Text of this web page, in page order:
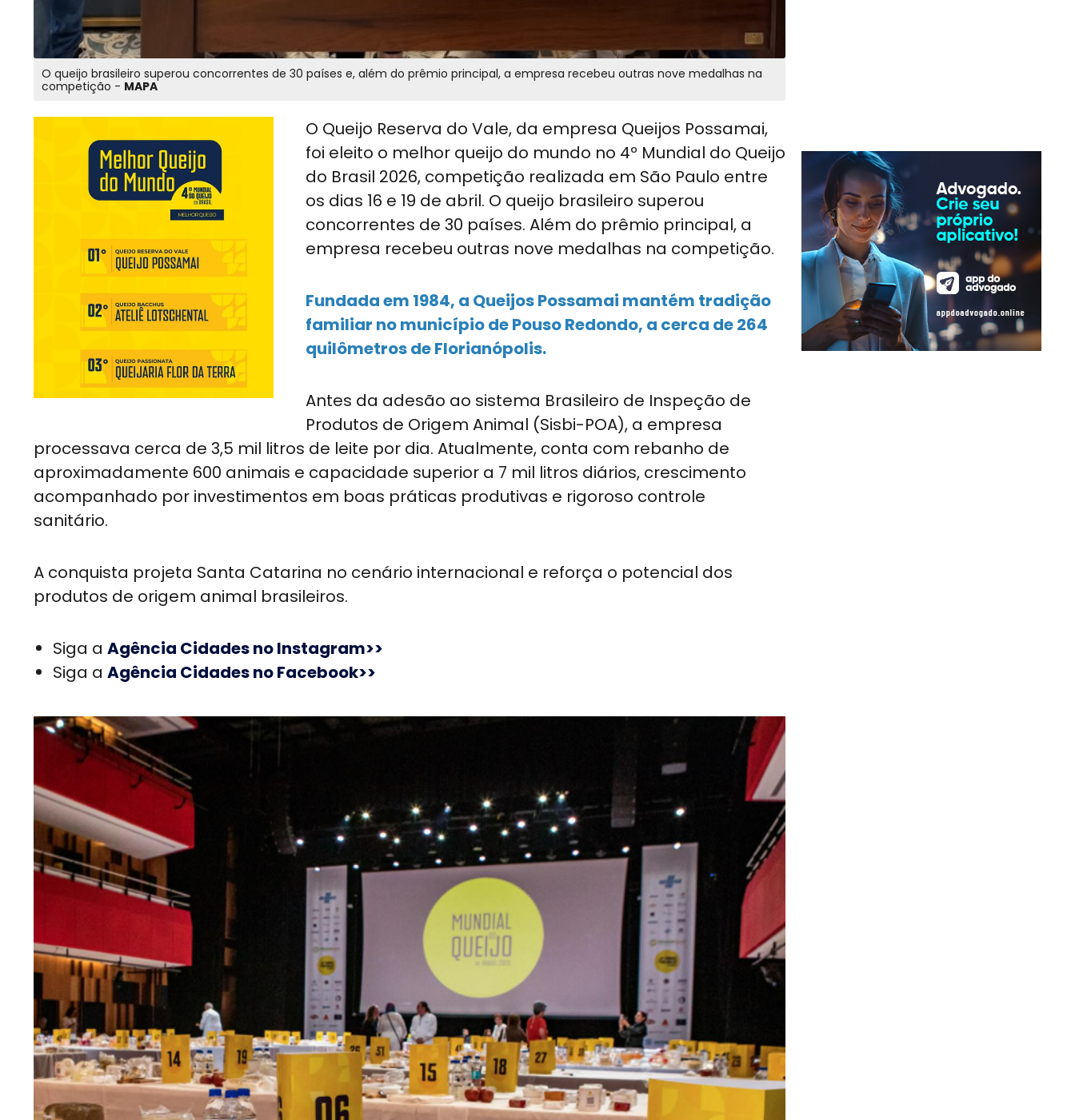
O queijo brasileiro superou concorrentes de 30 países e, além do prêmio principal, a empresa recebeu outras nove medalhas na
competição - MAPA
O Queijo Reserva do Vale, da empresa Queijos Possamai,
foi eleito o melhor queijo do mundo no 4º Mundial do Queijo
do Brasil 2026, competição realizada em São Paulo entre
os dias 16 e 19 de abril. O queijo brasileiro superou
concorrentes de 30 países. Além do prêmio principal, a
empresa recebeu outras nove medalhas na competição.
Fundada em 1984, a Queijos Possamai mantém tradição
familiar no município de Pouso Redondo, a cerca de 264
quilômetros de Florianópolis.
Antes da adesão ao sistema Brasileiro de Inspeção de
Produtos de Origem Animal (Sisbi-POA), a empresa
processava cerca de 3,5 mil litros de leite por dia. Atualmente, conta com rebanho de
aproximadamente 600 animais e capacidade superior a 7 mil litros diários, crescimento
acompanhado por investimentos em boas práticas produtivas e rigoroso controle
sanitário.
A conquista projeta Santa Catarina no cenário internacional e reforça o potencial dos
produtos de origem animal brasileiros.
Siga a Agência Cidades no Instagram>>
Siga a Agência Cidades no Facebook>>